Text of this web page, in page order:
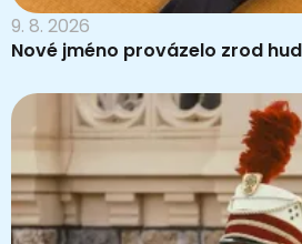
9. 8. 2026
Nové jméno provázelo zrod